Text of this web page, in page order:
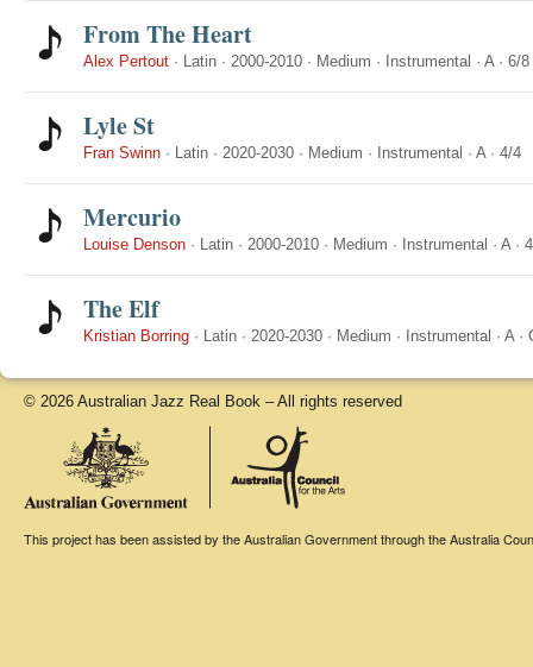
From The Heart
Alex Pertout · Latin · 2000-2010 · Medium · Instrumental · A· 6/8
Lyle St
Fran Swinn · Latin · 2020-2030 · Medium · Instrumental · A· 4/4
Mercurio
Louise Denson · Latin · 2000-2010 · Medium · Instrumental · A·
The Elf
Kristian Borring · Latin · 2020-2030 · Medium · Instrumental · A·
© 2026 Australian Jazz Real Book – All rights reserved
This project has been assisted by the Australian Government through the Australia